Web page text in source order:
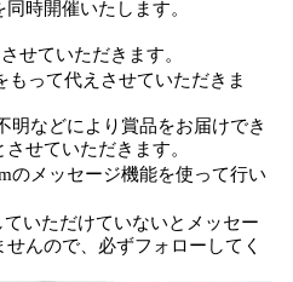
時開催いたします。
せていただきます。
って代えさせていただきま
などにより賞品をお届けでき
せていただきます。
のメッセージ機能を使って行い
いただけていないとメッセー
んので、必ずフォローしてく